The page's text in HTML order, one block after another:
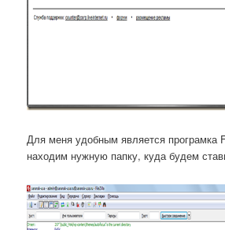
Для меня удобным является програмка
находим нужную папку, куда будем